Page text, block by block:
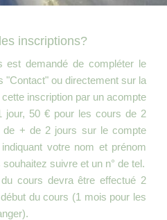
inscriptions?
est demandé de compléter le
"Contact" ou directement sur la
inscription par un acompte
jour, 50 € pour les cours de 2
+ de 2 jours sur le compte
votre nom et prénom
suivre et un n° de tel.
cours devra être effectué 2
du cours (1 mois pour les